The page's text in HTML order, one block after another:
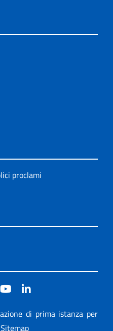
proclami
di prima istanza per
Sitemap